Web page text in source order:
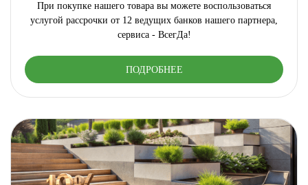
При покупке нашего товара вы можете воспользоваться
услугой рассрочки от 12 ведущих банков нашего партнера,
сервиса - ВсегДа!
ПОДРОБНЕЕ